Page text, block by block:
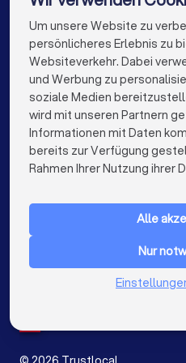
Dachdecker in
Dachdecker in Stuttgart
Dachdecker in Dortmund
Dachdecker in Bremen
Dachdecker in Dresden
Dachdecker in Bochum
Dachdecker in Bielefeld
Dachdecker in Münster
Die besten Dachdecker für Sie
info@trustlocal.de
FÜR PRIVATPERSONEN
Niederlande
Um unsere Website zu
persönlicheres Erlebnis zu
Websiteverkehr. Dabei
und Werbung zu
soziale Medien
wird mit unseren Partnern
Informationen mit Daten
bereits zur Verfügung
Rahmen Ihrer Nutzung ihrer
Alle
Nur